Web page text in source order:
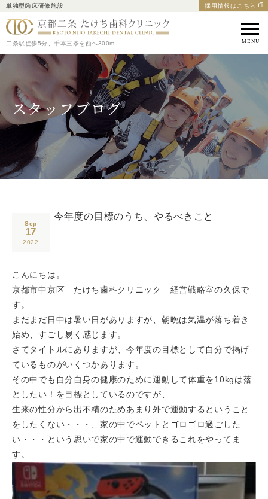
単独型臨床研修施設 採用情報はこちら
京都市中京区の歯医者
二条駅徒歩5分、千本三条を西へ300m
スタッフブログ
Sep
17
2022
今年度の目標のうち、やるべきこと
こんにちは。
京都市中京区 たけち歯科クリニック 経営戦略室の久保で
す。
まだまだ日中は暑い日がありますが、朝晩は気温が落ち着き
始め、すごし易く感じます。
さてタイトルにありますが、今年度の目標として自分で掲げ
ているものがいくつかあります。
その中でも自分自身の健康のために運動して体重を10kgは落
としたい！を目標としているのですが、
生来の性分から出不精のためあまり外で運動するということ
をしたくない・・・、家の中でペットとゴロゴロ過ごした
い・・・という思いで家の中で運動できるこれをやってま
す。